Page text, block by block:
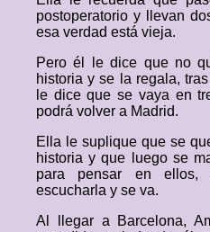
postoperatorio y llevan
esa verdad está vieja.
Pero él le dice que no
historia y se la regala,
le dice que se vaya en
podrá volver a Madrid.
Ella le suplique que se
historia y que luego se
para pensar en
escucharla y se va.
Al llegar a Barcelona,